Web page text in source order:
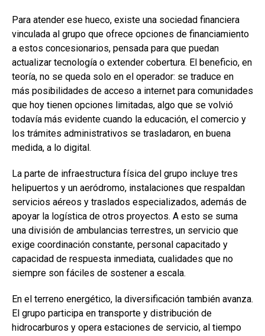
Para atender ese hueco, existe una sociedad financiera
vinculada al grupo que ofrece opciones de financiamiento
a estos concesionarios, pensada para que puedan
actualizar tecnología o extender cobertura. El beneficio, en
teoría, no se queda solo en el operador: se traduce en
más posibilidades de acceso a internet para comunidades
que hoy tienen opciones limitadas, algo que se volvió
todavía más evidente cuando la educación, el comercio y
los trámites administrativos se trasladaron, en buena
medida, a lo digital.
La parte de infraestructura física del grupo incluye tres
helipuertos y un aeródromo, instalaciones que respaldan
servicios aéreos y traslados especializados, además de
apoyar la logística de otros proyectos. A esto se suma
una división de ambulancias terrestres, un servicio que
exige coordinación constante, personal capacitado y
capacidad de respuesta inmediata, cualidades que no
siempre son fáciles de sostener a escala.
En el terreno energético, la diversificación también avanza.
El grupo participa en transporte y distribución de
hidrocarburos y opera estaciones de servicio, al tiempo